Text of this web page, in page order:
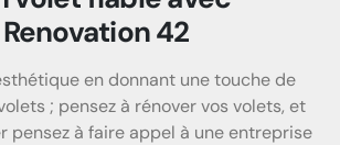
42
en donnant une touche de
; pensez à rénover vos volets, et
pensez à faire appel à une entreprise